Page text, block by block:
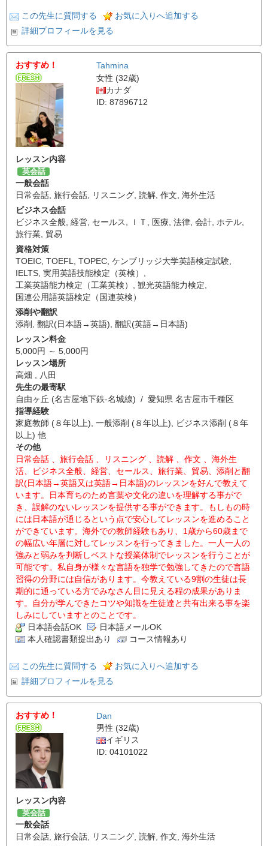
この先生に質問する
お気に入りへ追加する
詳細プロフィールを見る
おすすめ！
Tahmina
女性 (32歳)
カナダ
ID: 87896712
レッスン内容
英会話
一般会話
日常会話 旅行会話 リスニング 読解 作文 海外生活
ビジネス会話
ビジネス全般 経営 セールス ＩＴ 医療 法律 会計 ホテル
旅行業 貿易
資格対策
TOEIC TOEFL TOPEC ケンブリッジ大学英語検定試験
IELTS 実用英語技能検定（英検）
工業英語能力検定（工業英検）
観光英語能力検定
国連公用語英語検定（国連英検）
添削や翻訳
添削
翻訳(日本語→英語) 翻訳(英語→日本語)
レッスン料金
5,000円 ～ 5,000円
レッスン場所
高畑 , 八田
先生の最寄駅
自由ヶ丘 (名古屋地下鉄-名城線) / 愛知県 名古屋市千種区
指導経験
家庭教師 (８年以上), 一般添削 (８年以上), ビジネス添削 (８年
以上) 他
その他
日常会話 、旅行会話 、リスニング 、読解 、作文 、海外生
活、ビジネス全般、経営、セールス、旅行業、貿易、添削と翻
訳(日本語→英語又は英語→日本語)のレッスンを好んで教えて
います。日本育ちのため言葉や文化の違いを理解する事がで
き、誤解のないレッスンを提供する事ができます。もしもの時
には日本語が通じるという点で安心してレッスンを進めること
ができています。海外での教師経験もあり、1歳から60歳まで
の幅広い年層に対してレッスンを行ってきました。一人一人の
強みと弱みを判断しベストな授業体制でレッスンを行うことが
可能です。私自身が様々な言語を独学で勉強してきたので言語
習得の分野には自信があります。今教えている9割の生徒は長
期的に通っている方でみなさん目に見える程の成果がありま
す。自分が学んできたコツや知識を生徒達と共有出来る事を楽
しみにしていますとのことです。
日本語会話OK
日本語メールOK
本人確認書類提出あり
コース情報あり
この先生に質問する
お気に入りへ追加する
詳細プロフィールを見る
おすすめ！
Dan
男性 (32歳)
イギリス
ID: 04101022
レッスン内容
英会話
一般会話
日常会話 旅行会話 リスニング 読解 作文 海外生活